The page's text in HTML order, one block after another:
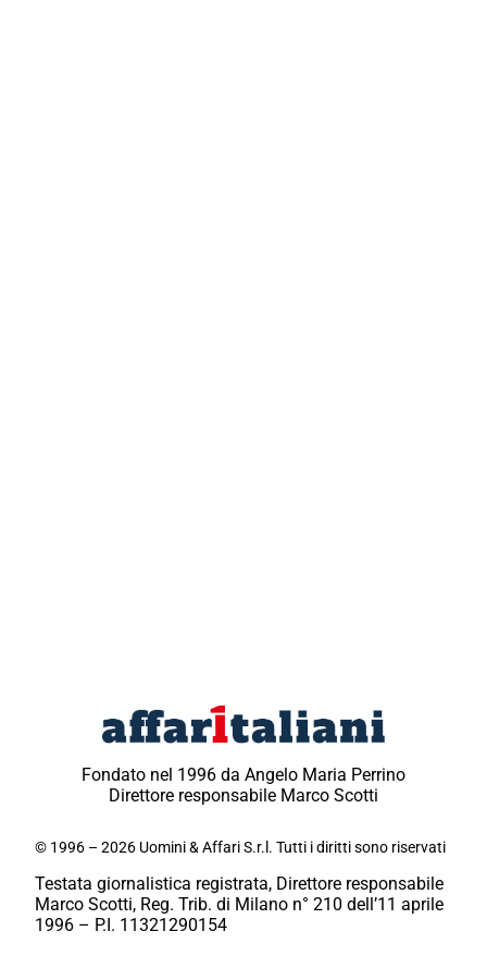
Fondato nel 1996 da Angelo Maria Perrino
Direttore responsabile Marco Scotti
© 1996 – 2026 Uomini & Affari S.r.l. Tutti i diritti sono riservati
Testata giornalistica registrata, Direttore responsabile
Marco Scotti, Reg. Trib. di Milano n° 210 dell’11 aprile
1996 – P.I. 11321290154